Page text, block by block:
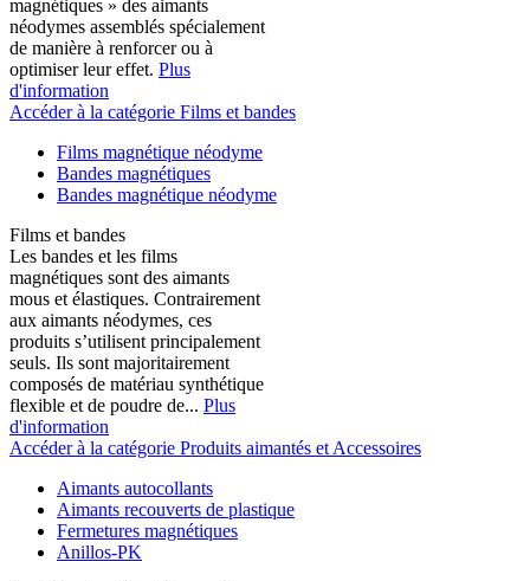
magnétiques » des aimants
néodymes assemblés spécialement
de manière à renforcer ou à
optimiser leur effet. Plus
d'information
Accéder à la catégorie Films et bandes
Films magnétique néodyme
Bandes magnétiques
Bandes magnétique néodyme
Films et bandes
Les bandes et les films
magnétiques sont des aimants
mous et élastiques. Contrairement
aux aimants néodymes, ces
produits s’utilisent principalement
seuls. Ils sont majoritairement
composés de matériau synthétique
flexible et de poudre de... Plus
d'information
Accéder à la catégorie Produits aimantés et Accessoires
Aimants autocollants
Aimants recouverts de plastique
Fermetures magnétiques
Anillos-PK